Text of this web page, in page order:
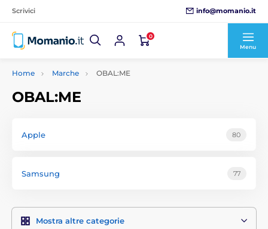
Scrivici info@momanio.it
0
Menu
Home Marche OBAL:ME
OBAL:ME
Apple 80
Samsung 77
Mostra altre categorie